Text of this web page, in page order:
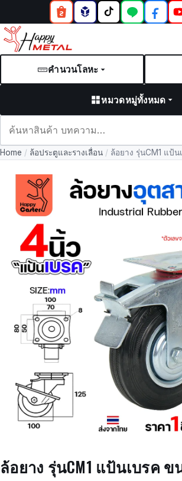
คำนวนโลหะ
หมวดหมู่ทั้งหมด
และ
Home / ล้อประตูและรางเลื่อน / ล้อยาง รุ่นCM1 แป้
ล้อยาง รุ่นCM1 แป้นเบรค ข